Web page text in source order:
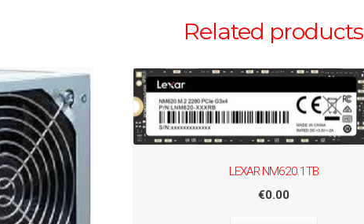
Related products
LEXAR NM620 1TB
€0.00